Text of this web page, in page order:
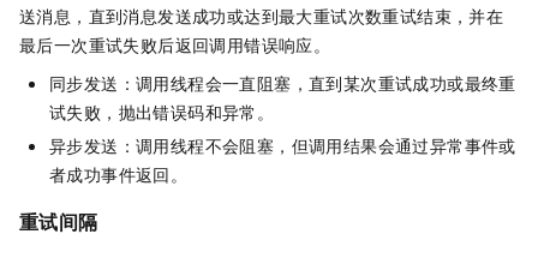
送消息，直到消息发送成功或达到最大重试次数重试结束，并在
最后一次重试失败后返回调用错误响应。
同步发送：调用线程会一直阻塞，直到某次重试成功或最终重
试失败，抛出错误码和异常。
异步发送：调用线程不会阻塞，但调用结果会通过异常事件或
者成功事件返回。
重试间隔